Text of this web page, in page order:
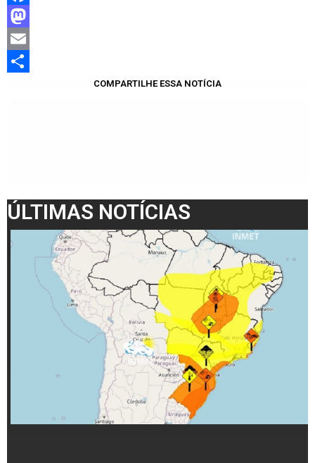
Facebook
Mastodon
Email
COMPARTILHE ESSA NOTÍCIA
ÚLTIMAS NOTÍCIAS